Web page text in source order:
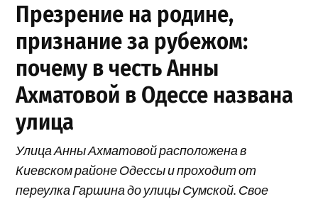
Презрение на родине,
признание за рубежом:
почему в честь Анны
Ахматовой в Одессе названа
улица
Улица Анны Ахматовой расположена в
Киевском районе Одессы и проходит от
переулка Гаршина до улицы Сумской. Свое